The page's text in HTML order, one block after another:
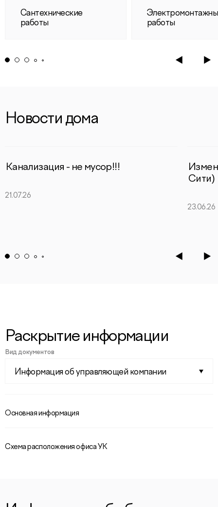
Сантехнические
работы
работы
Новости дома
Канализация - не мусор!!!
21.07.26
Сити)
23.06.26
Раскрытие информации
Вид документов
Информация об управляющей компании
Основная информация
Схема расположения офиса УК